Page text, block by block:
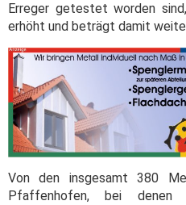
Erreger getestet worden
erhöht und beträgt damit
Von den insgesamt 380
Pfaffenhofen, bei denen